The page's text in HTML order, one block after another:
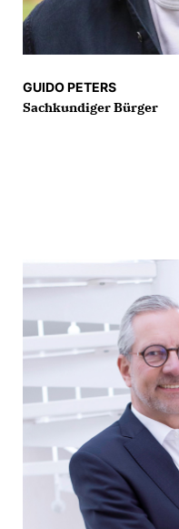
GUIDO PETERS
Sachkundiger Bürger